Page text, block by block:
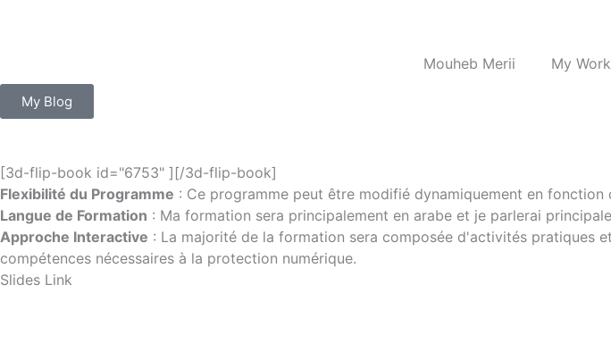
Mouheb Merii My Work
My Blog
[3d-flip-book id="6753" ][/3d-flip-book]
Flexibilité du Programme : Ce programme peut être modifié dynamiquement en
Langue de Formation : Ma formation sera principalement en arabe et je parlerai
Approche Interactive : La majorité de la formation sera composée d'activités pratiques
compétences nécessaires à la protection numérique.
Slides Link